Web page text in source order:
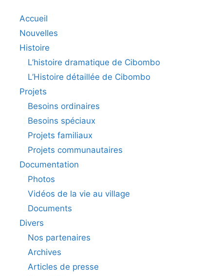
Accueil
Nouvelles
Histoire
L’histoire dramatique de Cibombo
L’Histoire détaillée de Cibombo
Projets
Besoins ordinaires
Besoins spéciaux
Projets familiaux
Projets communautaires
Documentation
Photos
Vidéos de la vie au village
Documents
Divers
Nos partenaires
Archives
Articles de presse